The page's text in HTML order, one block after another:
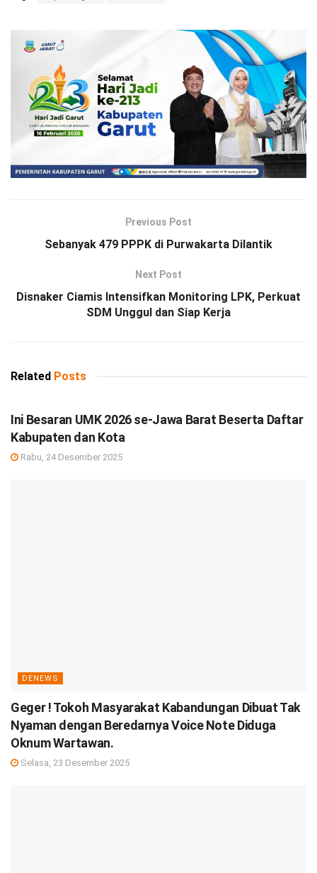
Previous Post
Sebanyak 479 PPPK di Purwakarta Dilantik
Next Post
Disnaker Ciamis Intensifkan Monitoring LPK, Perkuat
SDM Unggul dan Siap Kerja
Related Posts
Ini Besaran UMK 2026 se-Jawa Barat Beserta Daftar
Kabupaten dan Kota
Rabu, 24 Desember 2025
DENEWS
Geger ! Tokoh Masyarakat Kabandungan Dibuat Tak
Nyaman dengan Beredarnya Voice Note Diduga
Oknum Wartawan.
Selasa, 23 Desember 2025